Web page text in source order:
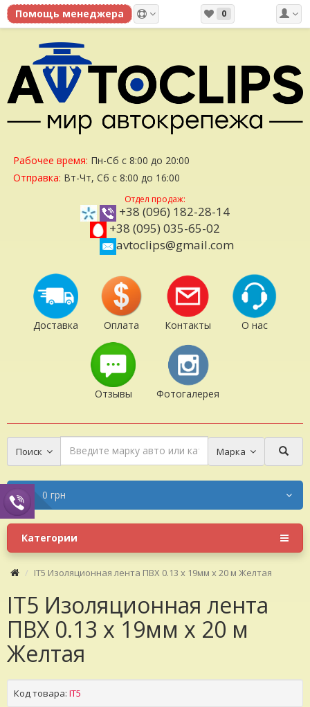
0
Рабочее время: Пн-Сб с 8:00 до 20:00
Отправка: Вт-Чт, Сб с 8:00 до 16:00
Отдел продаж:
+38 (096) 182-28-14
+38 (095) 035-65-02
avtoclips@gmail.com
Доставка Оплата Контакты О нас
Отзывы Фотогалерея
Поиск Марка
0 грн
Категории
IT5 Изоляционная лента ПВХ 0.13 х 19мм х 20 м Желтая
IT5 Изоляционная лента
ПВХ 0.13 х 19мм х 20 м
Желтая
Код товара: IT5